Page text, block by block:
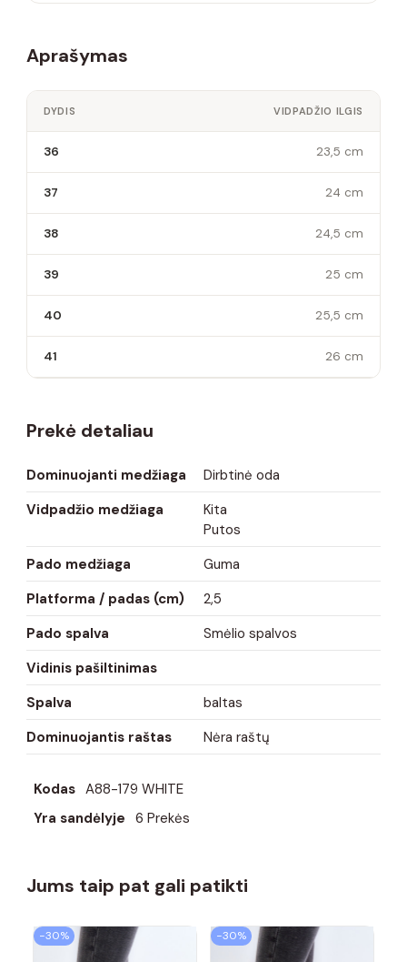
Aprašymas
DYDIS VIDPADŽIO ILGIS
36 23,5 cm
37 24 cm
38 24,5 cm
39 25 cm
40 25,5 cm
41 26 cm
Prekė detaliau
Dominuojanti medžiaga
Dirbtinė oda
Vidpadžio medžiaga
Kita
Putos
Pado medžiaga
Guma
Platforma / padas (cm)
2,5
Pado spalva
Smėlio spalvos
Vidinis pašiltinimas
Spalva
baltas
Dominuojantis raštas
Nėra raštų
Kodas A88-179 WHITE
Yra sandėlyje 6 Prekės
Jums taip pat gali patikti
−30% −30%